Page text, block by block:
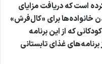
است که دریافت مزایای
خانواده‌ها برای «کال‌فرش»
که از این برنامه
غذای تابستانی